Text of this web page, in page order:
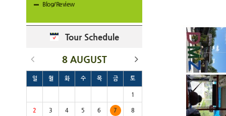
Blog/Review
Tour Schedule
8 AUGUST
일 월 화 수 목 금 토
1
2 3 4 5 6 7 8